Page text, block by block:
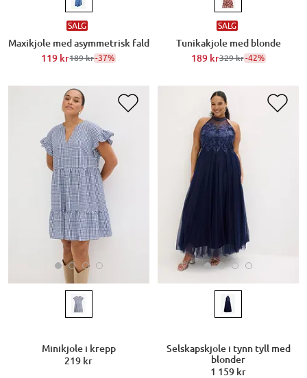
SALG
Maxikjole med asymmetrisk fald
119 kr189 kr-37%
SALG
Tunikakjole med blonde
189 kr329 kr-42%
Minikjole i krepp
219 kr
Selskapskjole i tynn tyll med
blonder
1 159 kr